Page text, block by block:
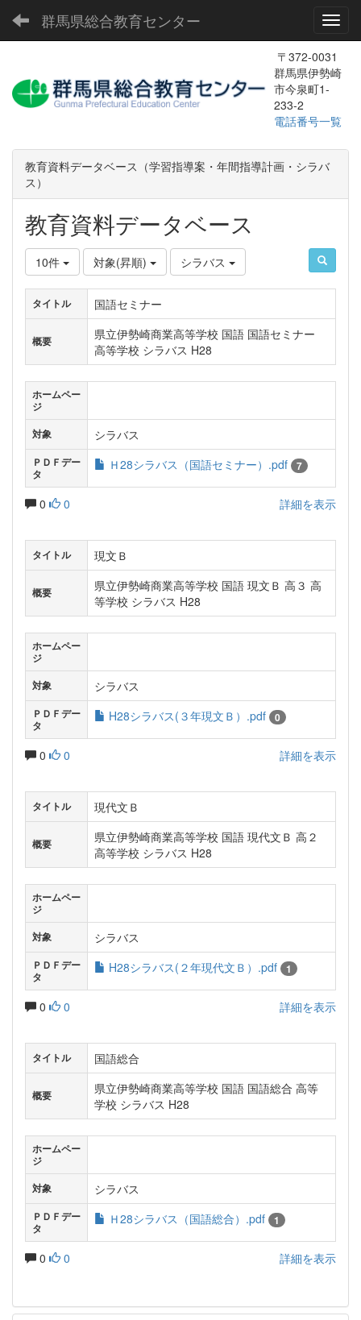
群馬県総合教育センター
〒372-0031
群馬県伊勢崎
市今泉町1-
233-2
電話番号一覧
教育資料データベース（学習指導案・年間指導計画・シラバ
ス）
教育資料データベース
10件 対象(昇順) シラバス
タイトル 国語セミナー
概要
県立伊勢崎商業高等学校 国語 国語セミナー
高等学校 シラバス H28
ホームペー
ジ
対象
シラバス
ＰＤＦデー
タ
Ｈ28シラバス（国語セミナー）.pdf 7
0 0 詳細を表示
タイトル 現文Ｂ
概要
県立伊勢崎商業高等学校 国語 現文Ｂ 高３ 高
等学校 シラバス H28
ホームペー
ジ
対象
シラバス
ＰＤＦデー
タ
H28シラバス(３年現文Ｂ）.pdf 0
0 0 詳細を表示
タイトル 現代文Ｂ
概要
県立伊勢崎商業高等学校 国語 現代文Ｂ 高２
高等学校 シラバス H28
ホームペー
ジ
対象
シラバス
ＰＤＦデー
タ
H28シラバス(２年現代文Ｂ）.pdf 1
0 0 詳細を表示
タイトル 国語総合
概要
県立伊勢崎商業高等学校 国語 国語総合 高等
学校 シラバス H28
ホームペー
ジ
対象
シラバス
ＰＤＦデー
タ
Ｈ28シラバス（国語総合）.pdf 1
0 0 詳細を表示